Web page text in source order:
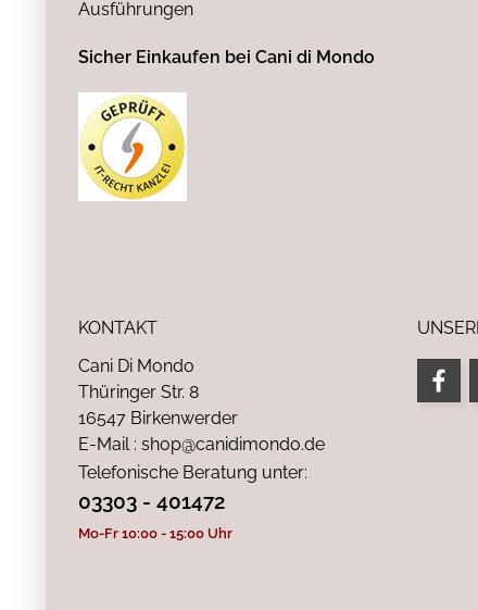
Ausführungen
Sicher Einkaufen bei Cani di Mondo
KONTAKT
Cani Di Mondo
Thüringer Str. 8
16547 Birkenwerder
E-Mail : shop@canidimondo.de
Telefonische Beratung unter:
03303 - 401472
Mo-Fr 10:00 - 15:00 Uhr